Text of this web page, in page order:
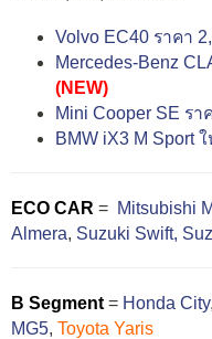
Volvo EC40 ราคา
Mercedes-Benz
(NEW)
Mini Cooper SE รา
BMW iX3 M Sport
ECO CAR = Mitsubishi
Almera, Suzuki Swift,
B Segment = Honda City,
MG5, Toyota Yaris